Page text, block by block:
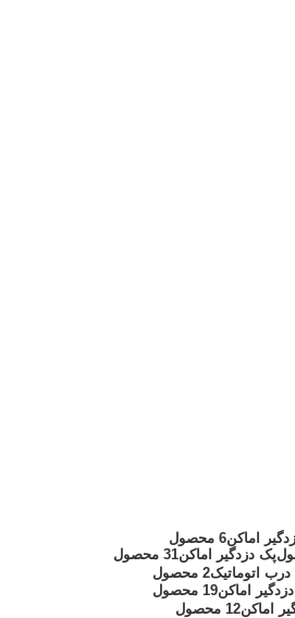
اماکن6 محصول
پک دزدگیر اماکن31 محصول
اتوماتیک2 محصول
اماکن19 محصول
اماکن12 محصول